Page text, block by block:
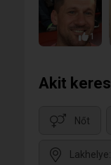
1
Akit keres
Nőt